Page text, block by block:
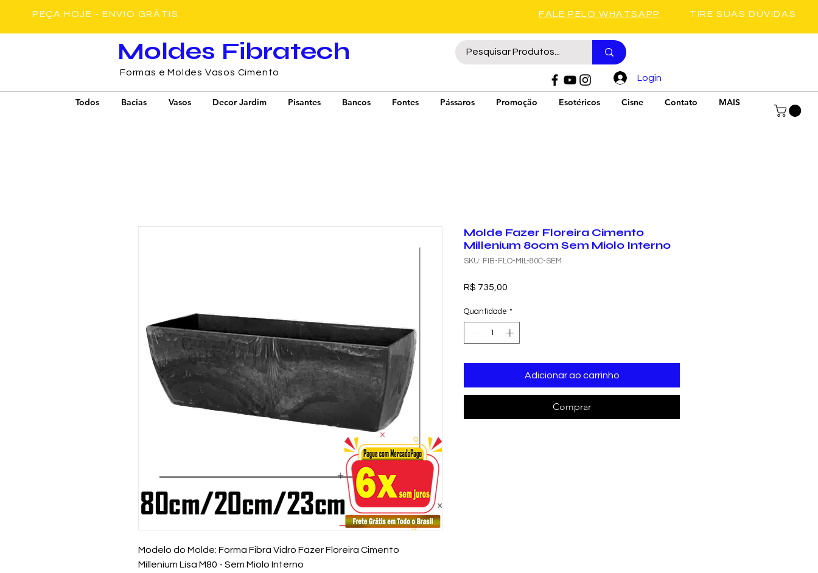
PEÇA HOJE - ENVIO GRÁTIS FALE PELO WHATSAPP TIRE SUAS DÚVIDAS
Todos Bacias Vasos Decor Jardim Pisantes Bancos Fontes Pássaros Promoção Esotéricos Cisne Contato MAIS
Moldes Fibratech
Login
Formas e Moldes Vasos Cimento
Modelo do Molde: Forma Fibra Vidro Fazer Floreira Cimento
Millenium Lisa M80 - Sem Miolo Interno
Molde Fazer Floreira Cimento
Millenium 80cm Sem Miolo Interno
SKU: FIB-FLO-MIL-80C-SEM
R$ 735,00
Quantidade *
Adicionar ao carrinho
Comprar